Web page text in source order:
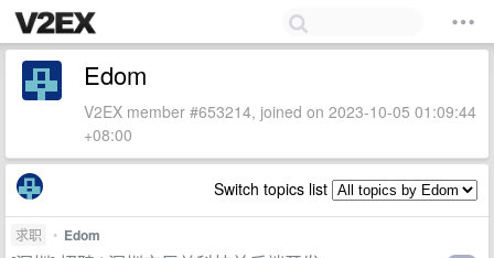
Edom
V2EX member #653214, joined on 2023-10-05 01:09:44
+08:00
Switch topics list
求职 • Edom